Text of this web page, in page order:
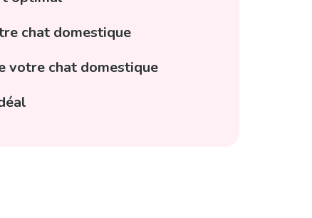
chat domestique
votre chat domestique